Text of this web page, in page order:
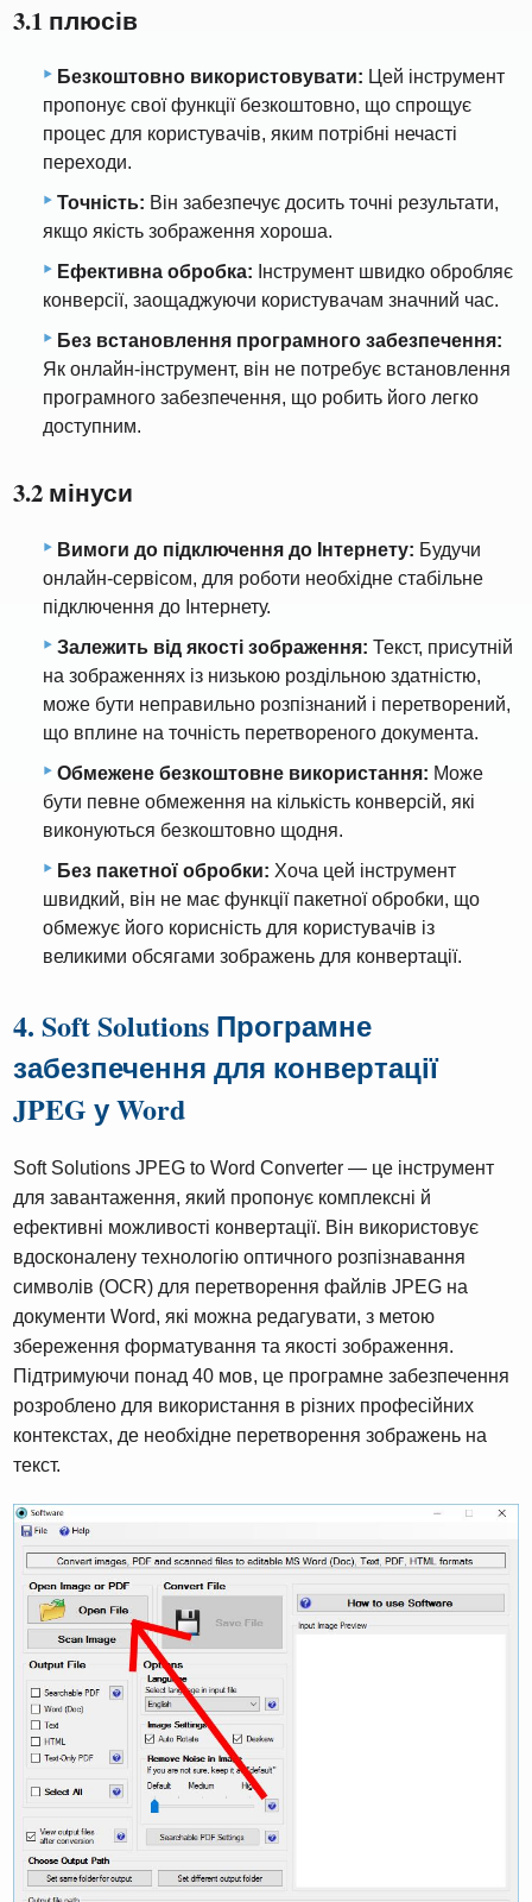
3.1 плюсів
Безкоштовно використовувати: Цей інструмент
пропонує свої функції безкоштовно, що спрощує
процес для користувачів, яким потрібні нечасті
переходи.
Точність: Він забезпечує досить точні результати,
якщо якість зображення хороша.
Ефективна обробка: Інструмент швидко обробляє
конверсії, заощаджуючи користувачам значний час.
Без встановлення програмного забезпечення:
Як онлайн-інструмент, він не потребує встановлення
програмного забезпечення, що робить його легко
доступним.
3.2 мінуси
Вимоги до підключення до Інтернету: Будучи
онлайн-сервісом, для роботи необхідне стабільне
підключення до Інтернету.
Залежить від якості зображення: Текст, присутній
на зображеннях із низькою роздільною здатністю,
може бути неправильно розпізнаний і перетворений,
що вплине на точність перетвореного документа.
Обмежене безкоштовне використання: Може
бути певне обмеження на кількість конверсій, які
виконуються безкоштовно щодня.
Без пакетної обробки: Хоча цей інструмент
швидкий, він не має функції пакетної обробки, що
обмежує його корисність для користувачів із
великими обсягами зображень для конвертації.
4. Soft Solutions Програмне
забезпечення для конвертації
JPEG у Word
Soft Solutions JPEG to Word Converter — це інструмент
для завантаження, який пропонує комплексні й
ефективні можливості конвертації. Він використовує
вдосконалену технологію оптичного розпізнавання
символів (OCR) для перетворення файлів JPEG на
документи Word, які можна редагувати, з метою
збереження форматування та якості зображення.
Підтримуючи понад 40 мов, це програмне забезпечення
розроблено для використання в різних професійних
контекстах, де необхідне перетворення зображень на
текст.